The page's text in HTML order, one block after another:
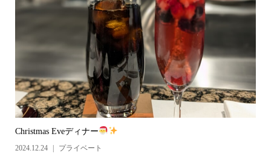
Christmas Eveディナー
2024.12.24 プライベート